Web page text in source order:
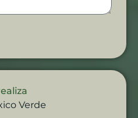
Verde